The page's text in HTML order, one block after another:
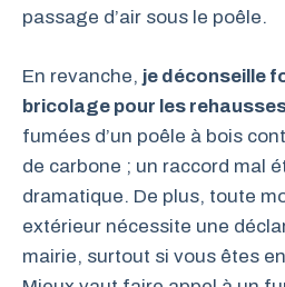
passage d’air sous le poêle.
En revanche, je déconseille
bricolage pour les
fumées d’un poêle à bois
de carbone ; un raccord mal
dramatique. De plus, toute
extérieur nécessite une
mairie, surtout si vous êtes